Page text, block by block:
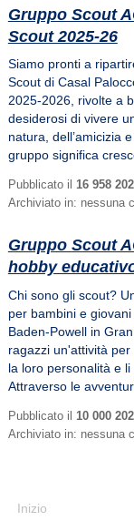
Gruppo Scout
Scout 2025-26
Siamo pronti a
Scout di Casal
2025-2026, rivolte a
desiderosi di vivere
natura, dell’amicizia
gruppo significa
Pubblicato il 16 958
Archiviato in: nessuna
Gruppo Scout
hobby
Chi sono gli scout?
per bambini e
Baden-Powell in
ragazzi un'attività
la loro personalità e
Attraverso le
Pubblicato il 10 000
Archiviato in: nessuna
Inizio